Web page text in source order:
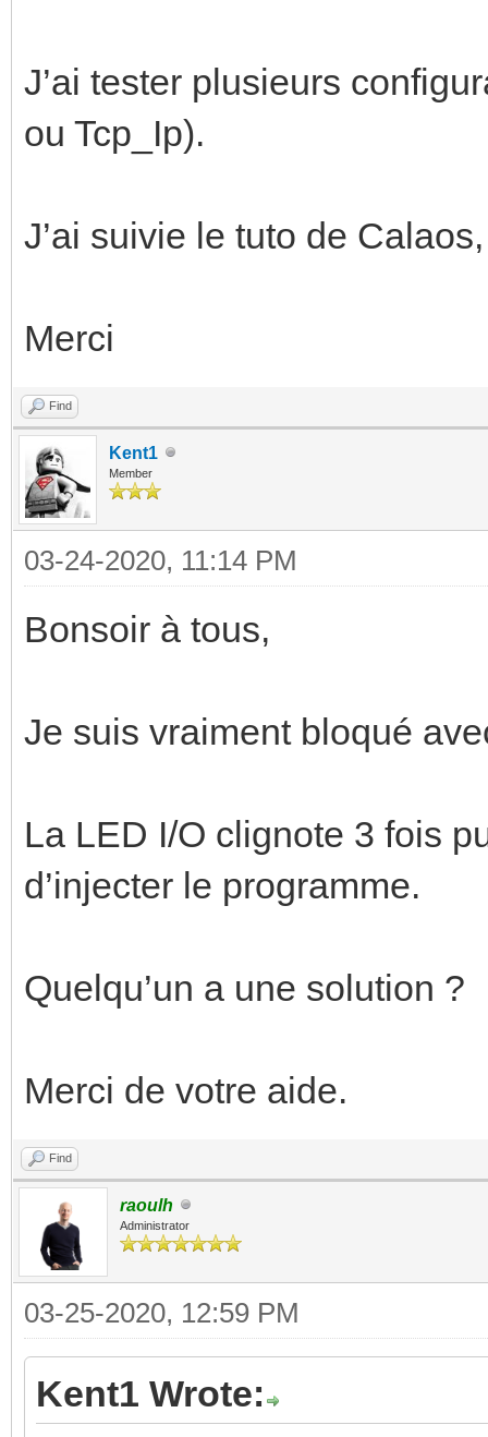
J’ai tester plusieurs
ou Tcp_Ip).
J’ai suivie le tuto de
Merci
Find
Kent1
Member
03-24-2020, 11:14 PM
Bonsoir à tous,
Je suis vraiment bloqué
La LED I/O clignote 3 fois
d’injecter le programme.
Quelqu’un a une solution ?
Merci de votre aide.
Find
raoulh
Administrator
03-25-2020, 12:59 PM
Kent1 Wrote: